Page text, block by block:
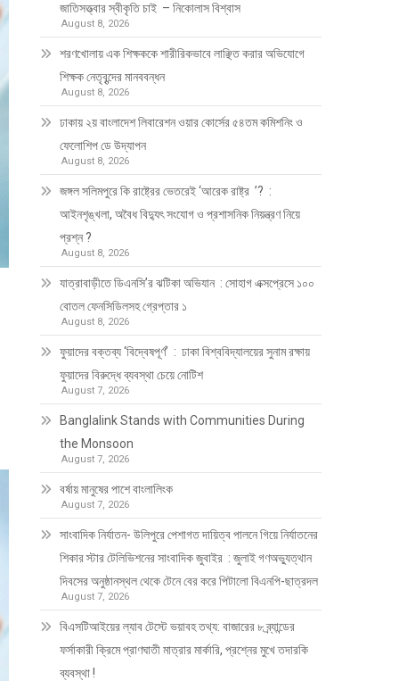
জাতিসত্ত্বার স্বীকৃতি চাই – নিকোলাস বিশ্বাস
August 8, 2026
শরণখোলায় এক শিক্ষককে শারীরিকভাবে লাঞ্ছিত করার অভিযোগে
শিক্ষক নেতৃবৃন্দের মানববন্ধন
August 8, 2026
ঢাকায় ২য় বাংলাদেশ লিবারেশন ওয়ার কোর্সের ৫৪তম কমিশনিং ও
ফেলোশিপ ডে উদ্‌যাপন
August 8, 2026
জঙ্গল সলিমপুরে কি রাষ্ট্রের ভেতরেই ‘আরেক রাষ্ট্র ’? :
আইনশৃঙ্খলা, অবৈধ বিদ্যুৎ সংযোগ ও প্রশাসনিক নিয়ন্ত্রণ নিয়ে
প্রশ্ন ?
August 8, 2026
যাত্রাবাড়ীতে ডিএনসি’র ঝটিকা অভিযান : সোহাগ এক্সপ্রেসে ১০০
বোতল ফেনসিডিলসহ গ্রেপ্তার ১
August 8, 2026
ফুয়াদের বক্তব্য ‘বিদ্বেষপূর্ণ’ : ঢাকা বিশ্ববিদ্যালয়ের সুনাম রক্ষায়
ফুয়াদের বিরুদ্ধে ব্যবস্থা চেয়ে নোটিশ
August 7, 2026
Banglalink Stands with Communities During
the Monsoon
August 7, 2026
বর্ষায় মানুষের পাশে বাংলালিংক
August 7, 2026
সাংবাদিক নির্যাতন- উলিপুরে পেশাগত দায়িত্ব পালনে গিয়ে নির্যাতনের
শিকার স্টার টেলিভিশনের সাংবাদিক জুবাইর : জুলাই গণঅভ্যুত্থান
দিবসের অনুষ্ঠানস্থল থেকে টেনে বের করে পিটালো বিএনপি-ছাত্রদল
August 7, 2026
বিএসটিআইয়ের ল্যাব টেস্টে ভয়াবহ তথ্য: বাজারের ৮ ব্র্যান্ডের
ফর্সাকারী ক্রিমে প্রাণঘাতী মাত্রার মার্কারি, প্রশ্নের মুখে তদারকি
ব্যবস্থা !